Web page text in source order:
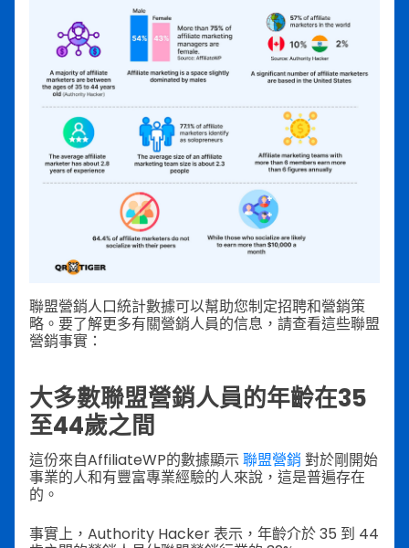
聯盟營銷人口統計數據可以幫助您制定招聘和營銷策
略。要了解更多有關營銷人員的信息，請查看這些聯盟
營銷事實：
大多數聯盟營銷人員的年齡在35
至44歲之間
這份來自AffiliateWP的數據顯示 聯盟營銷 對於剛開始
事業的人和有豐富專業經驗的人來說，這是普遍存在
的。
事實上，Authority Hacker 表示，年齡介於 35 到 44